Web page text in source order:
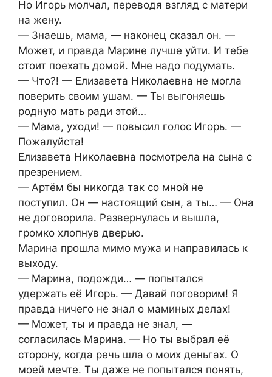
Но Игорь молчал, переводя взгляд с матери
на жену.
— Знаешь, мама, — наконец сказал он. —
Может, и правда Марине лучше уйти. И тебе
стоит поехать домой. Мне надо подумать.
— Что?! — Елизавета Николаевна не могла
поверить своим ушам. — Ты выгоняешь
родную мать ради этой…
— Мама, уходи! — повысил голос Игорь. —
Пожалуйста!
Елизавета Николаевна посмотрела на сына с
презрением.
— Артём бы никогда так со мной не
поступил. Он — настоящий сын, а ты… — Она
не договорила. Развернулась и вышла,
громко хлопнув дверью.
Марина прошла мимо мужа и направилась к
выходу.
— Марина, подожди… — попытался
удержать её Игорь. — Давай поговорим! Я
правда ничего не знал о маминых делах!
— Может, ты и правда не знал, —
согласилась Марина. — Но ты выбрал её
сторону, когда речь шла о моих деньгах. О
моей мечте. Ты даже не попытался понять,